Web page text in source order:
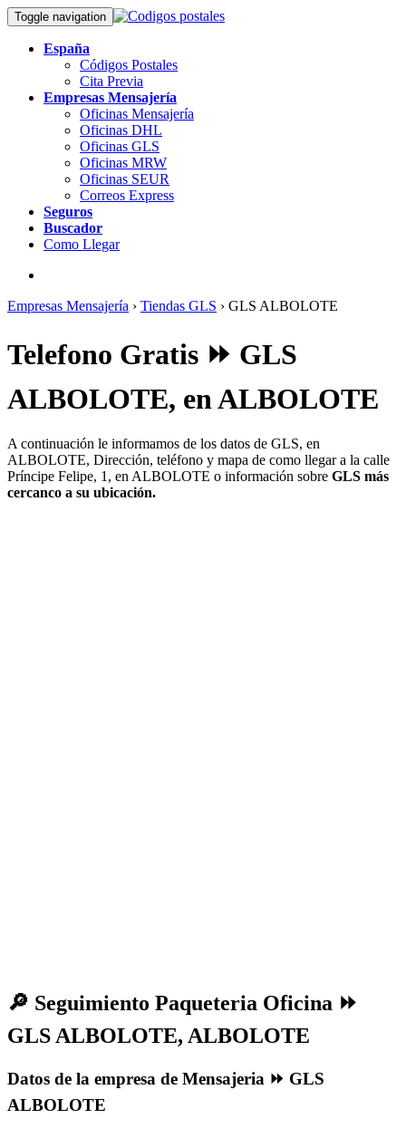
Toggle navigation
España
Códigos Postales
Cita Previa
Empresas Mensajería
Oficinas Mensajería
Oficinas DHL
Oficinas GLS
Oficinas MRW
Oficinas SEUR
Correos Express
Seguros
Buscador
Como Llegar
Empresas Mensajería › Tiendas GLS › GLS ALBOLOTE
Telefono Gratis ⏩ GLS
ALBOLOTE, en ALBOLOTE
A continuación le informamos de los datos de GLS, en
ALBOLOTE, Dirección, teléfono y mapa de como llegar a la calle
Príncipe Felipe, 1, en ALBOLOTE o información sobre GLS más
cercanco a su ubicación.
🔎 Seguimiento Paqueteria Oficina ⏩
GLS ALBOLOTE, ALBOLOTE
Datos de la empresa de Mensajeria ⏩ GLS
ALBOLOTE